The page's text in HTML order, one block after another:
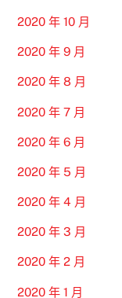
2020 年 10 月
2020 年 9 月
2020 年 8 月
2020 年 7 月
2020 年 6 月
2020 年 5 月
2020 年 4 月
2020 年 3 月
2020 年 2 月
2020 年 1 月